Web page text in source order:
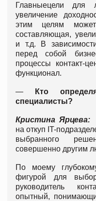
Главныецели для
увеличение
этим целям может
составляющая,
и т.д. В
перед собой
процессы контакт-
функционал.
— Кто
специалисты?
Кристина Ярцева:
на откуп IT-
выбранного
совершенно другим
По моему
фигурой для
руководитель
опытный,